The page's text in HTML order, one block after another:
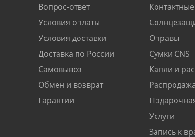
Вопрос-ответ
Условия оплаты
Условия доставки
Доставка по России
Самовывоз
Обмен и возврат
Гарантии
Оправы
Сумки CNS
Капли и
Услуги
Запись к